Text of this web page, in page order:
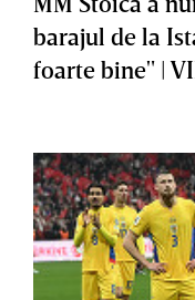
barajul de la
foarte bine" |